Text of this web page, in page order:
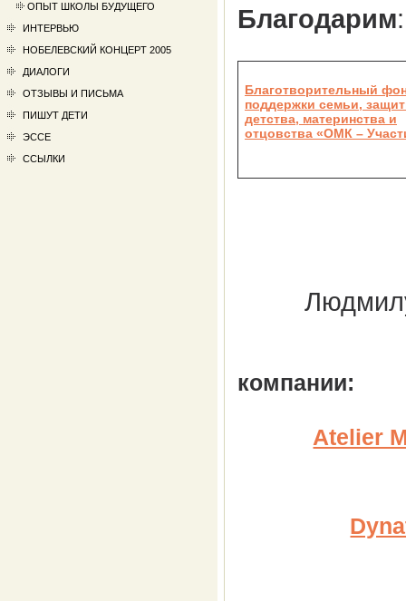
ОПЫТ ШКОЛЫ БУДУЩЕГО
ИНТЕРВЬЮ
НОБЕЛЕВСКИЙ КОНЦЕРТ 2005
ДИАЛОГИ
ОТЗЫВЫ И ПИСЬМА
ПИШУТ ДЕТИ
ЭССЕ
ССЫЛКИ
Благодарим:
Благотворительный
поддержки семьи,
детства, материнства и
отцовства «ОМК –
компании:
Atelier